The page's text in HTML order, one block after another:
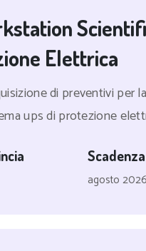
Elettrica
di preventivi per
ups di protezione
Scadenza
agosto 2026